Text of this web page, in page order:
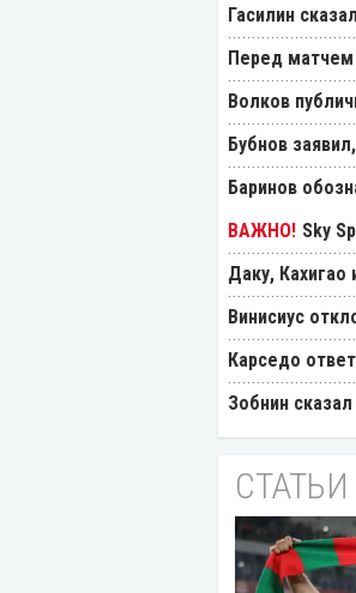
Гасилин
Перед матчем
Волков
Бубнов
Баринов
Sky
Даку, Кахигао
Винисиус
Карседо
Зобнин
СТАТЬИ